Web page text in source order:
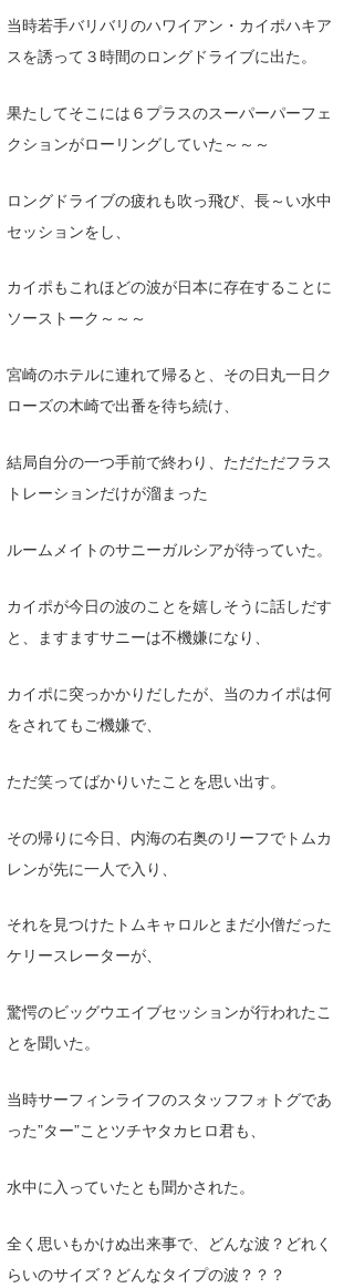
当時若手バリバリのハワイアン・カイポハキア
スを誘って３時間のロングドライブに出た。
果たしてそこには６プラスのスーパーパーフェ
クションがローリングしていた～～～
ロングドライブの疲れも吹っ飛び、長～い水中
セッションをし、
カイポもこれほどの波が日本に存在することに
ソーストーク～～～
宮崎のホテルに連れて帰ると、その日丸一日ク
ローズの木崎で出番を待ち続け、
結局自分の一つ手前で終わり、ただただフラス
トレーションだけが溜まった
ルームメイトのサニーガルシアが待っていた。
カイポが今日の波のことを嬉しそうに話しだす
と、ますますサニーは不機嫌になり、
カイポに突っかかりだしたが、当のカイポは何
をされてもご機嫌で、
ただ笑ってばかりいたことを思い出す。
その帰りに今日、内海の右奥のリーフでトムカ
レンが先に一人で入り、
それを見つけたトムキャロルとまだ小僧だった
ケリースレーターが、
驚愕のビッグウエイブセッションが行われたこ
とを聞いた。
当時サーフィンライフのスタッフフォトグであ
った”ター”ことツチヤタカヒロ君も、
水中に入っていたとも聞かされた。
全く思いもかけぬ出来事で、どんな波？どれく
らいのサイズ？どんなタイプの波？？？